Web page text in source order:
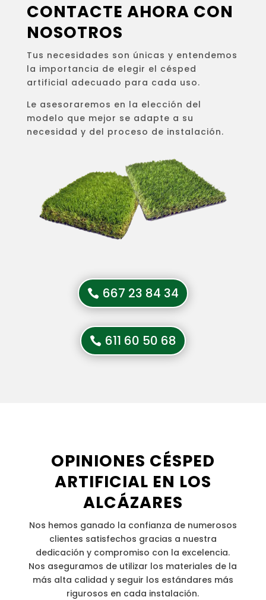
CONTACTE AHORA CON
NOSOTROS
Tus necesidades son únicas y entendemos
la importancia de elegir el césped
artificial adecuado para cada uso.
Le asesoraremos en la elección del
modelo que mejor se adapte a su
necesidad y del proceso de instalación.
667 23 84 34
611 60 50 68
OPINIONES CÉSPED
ARTIFICIAL EN LOS
ALCÁZARES
Nos hemos ganado la confianza de numerosos
clientes satisfechos gracias a nuestra
dedicación y compromiso con la excelencia.
Nos aseguramos de utilizar los materiales de la
más alta calidad y seguir los estándares más
rigurosos en cada instalación.